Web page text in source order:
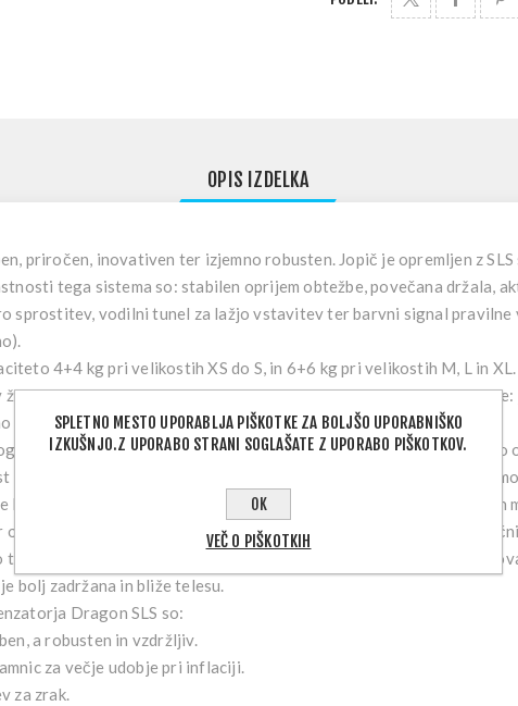
OPIS IZDELKA
priročen, inovativen ter izjemno robusten. Jopič je opremljen z SLS
tega sistema so: stabilen oprijem obtežbe, povečana držala,
sprostitev, vodilni tunel za lažjo vstavitev ter barvni signal
4+4 kg pri velikostih XS do S, in 6+6 kg pri velikostih M, L in XL.
narejen iz istega neoprena, ki se uporablja za neoprenske
zadrgo.
pa izboljšana z ločitvijo med nahrbtnikom in naramnicami. To
samega kompenzatorja, tudi ko med potapljanjem prilagajate
lahko premika po naramnici, s čimer se prepreči vlečenje na ramenih
omogoča spremembo položaja traku, ki drži cev za zrak v dveh
tistih, ki želijo maksimalno enostavnost pri sproščanju zraka z
bolj zadržana in bliže telesu.
Dragon SLS so:
a robusten in vzdržljiv.
za večje udobje pri inflaciji.
za zrak.
SPLETNO MESTO UPORABLJA PIŠKOTKE ZA BOLJŠO UPORABNIŠKO
IZKUŠNJO.Z UPORABO STRANI SOGLAŠATE Z UPORABO PIŠKOTKOV.
OK
VEČ O PIŠKOTKIH